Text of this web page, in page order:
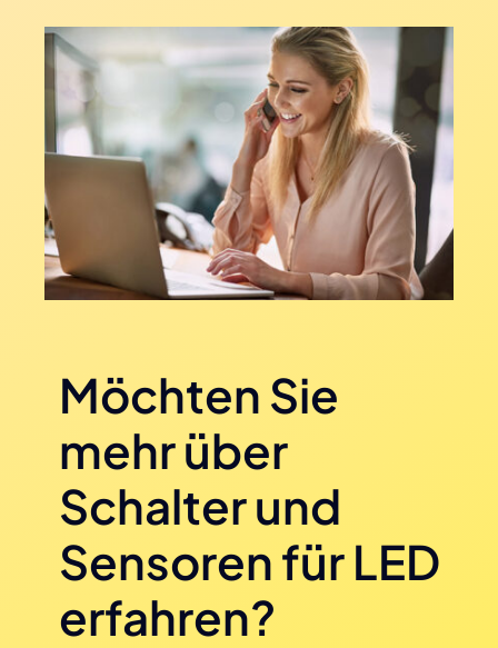
Möchten Sie
mehr über
Schalter und
Sensoren für LED
erfahren?